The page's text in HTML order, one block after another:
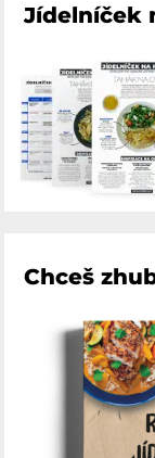
Jídelníček
Chceš